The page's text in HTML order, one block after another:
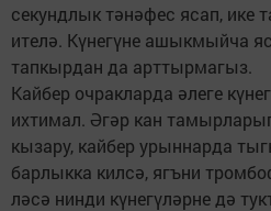
секундлык тәнәфес ясап, ике
ителә. Күнегүне ашыкмыйча
тапкырдан да арттырмагыз.
Кайбер очракларда әлеге
ихтимал. Әгәр кан
кызару, кайбер урыннарда
барлыкка килсә, ягъни
ләсә нинди күнегүләрне дә